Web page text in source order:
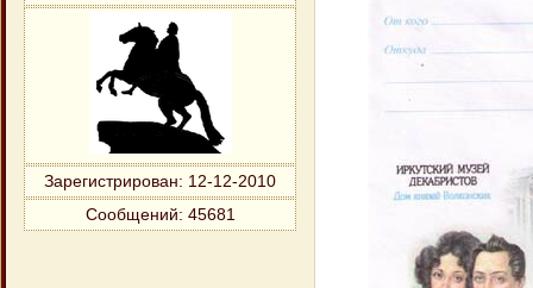
Зарегистрирован: 12-12-2010
Сообщений: 45681